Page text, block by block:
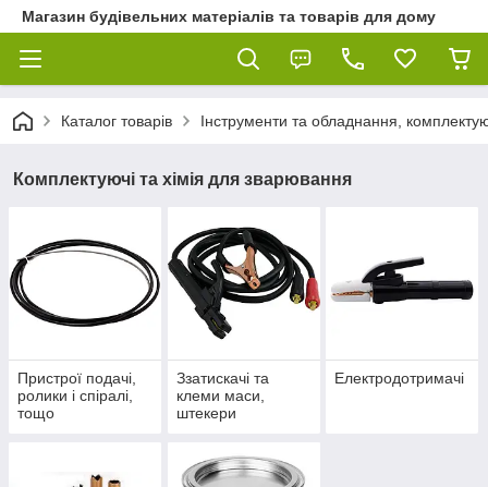
Магазин будівельних матеріалів та товарів для дому
Каталог товарів Інструменти та обладнання,
Комплектуючі та хімія для зварювання
Пристрої подачі,
ролики і спіралі,
тощо
Ззатискачі та
клеми маси,
штекери
Електродотримачі